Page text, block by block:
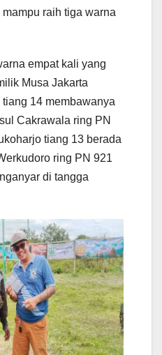
raih tiga warna
empat kali yang
Musa Jakarta
14 membawanya
Cakrawala ring PN
tiang 13 berada
ring PN 921
di tangga